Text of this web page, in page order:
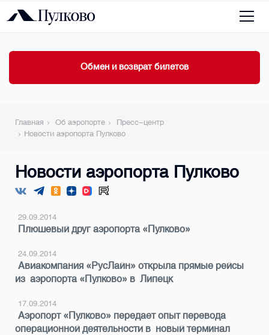
Обмен и возврат билетов
Главная Об аэропорте
Пресс-центр
Новости аэропорта Пулково
Новости аэропорта Пулково
29.09.2014
Плюшевый друг аэропорта «Пулково»
24.09.2014
Авиакомпания «РусЛайн» открыла прямые рейсы
из аэропорта «Пулково» в Липецк
17.09.2014
Аэропорт «Пулково» передает опыт перевода
операционной деятельности в новый терминал